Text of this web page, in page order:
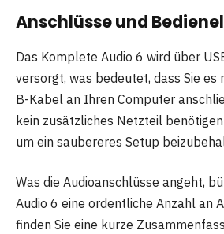
Anschlüsse und
Das Komplete Audio 6 wird über
versorgt, was bedeutet, dass Sie es
B-Kabel an Ihren Computer
kein zusätzliches Netzteil
um ein saubereres Setup
Was die Audioanschlüsse angeht,
Audio 6 eine ordentliche Anzahl an
finden Sie eine kurze